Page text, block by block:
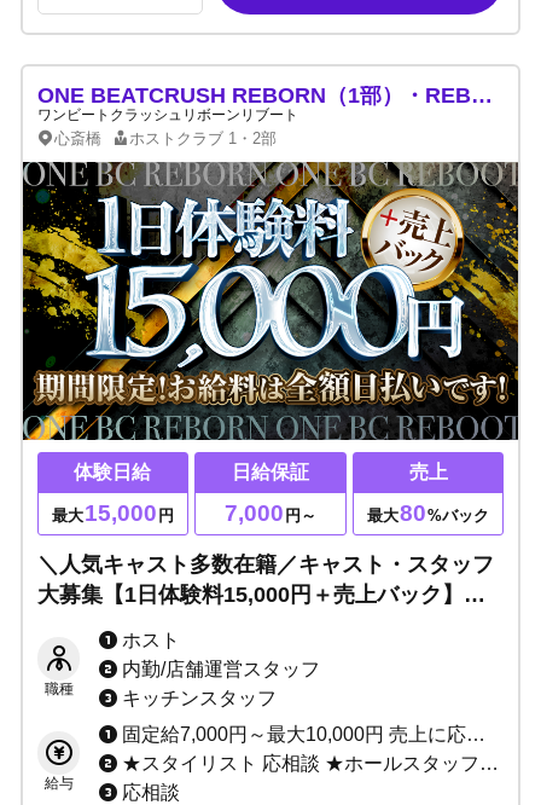
ONE BEATCRUSH REBORN（1部）・REBOOT（2部）
ワンビートクラッシュリボーンリブート
心斎橋 ホストクラブ 1・2部
体験日給
最大15,000 円
日給保証
7,000 円～
売上
最大80%バック
＼人気キャスト多数在籍／キャスト・スタッフ
大募集【1日体験料15,000円＋売上バック】全
額日払い！ 総工費2億円超▶関西トップクラ
スのエンターテイメント空間！！
職種
ホスト
内勤/店舗運営スタッフ
キッチンスタッフ
給与
固定給7,000円～最大10,000円 売上に応じてインセンティブあり（最低60%～最高80%） ★完全日払い制 ※当店は保証制度ではなく固定給制度です。 保証は売上バックが保証金額を上回れば無くなってしまいますが、 固定給は売上バックが上回っても無くなりません。 「固定給+売上バック」があなたのお給料になります！！ 例：保証の場合、保証1万円で売上バック2万円なら、 売上バック2万円分があなたのお給料です。 固定給の場合、固定1万円で売上バック2万円なら、 固定+売上＝合計3万円がお給料です♪ 固定給は永久に無くなりませんのでご安心ください。
★スタイリスト 応相談 ★ホールスタッフ(ボーイ：内勤) 日給10,000円～ ★DJ・ダンサー 応相談 ★店舗運営スタッフ 1:日給10,000円～＋能力給 2:月給10万～40万＋能力給 ★管理職各種 1:日給7,000円～10,000円＋能力給 2:月給20万～40万円＋能力給(社員) ★サイト運営スタッフ 応相談
応相談